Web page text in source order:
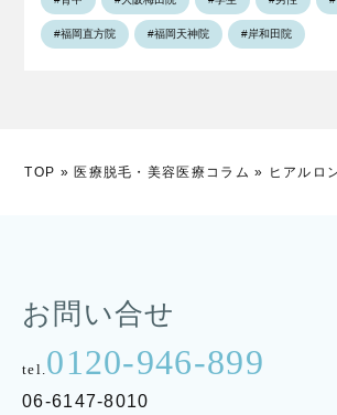
#福岡直方院 #福岡天神院 #岸和田院
TOP »医療脱毛・美容医療コラム » ヒアルロ
お問い合せ
tel. 0120-946-899
06-6147-8010